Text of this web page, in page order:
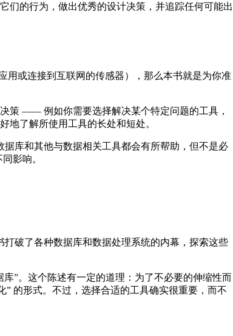
们的行为，做出优秀的设计决策，并追踪任何可能出
用或连接到互联网的传感器），那么本书就是为你准
策 —— 例如你需要选择解决某个特定问题的工具，
地了解所使用工具的长处和短处。
库和其他与数据相关工具都会有所帮助，但不是必
影响。
破了各种数据库和数据处理系统的内幕，探索这些
”。这个陈述有一定的道理：为了不必要的伸缩性而
的形式。不过，选择合适的工具确实很重要，而不